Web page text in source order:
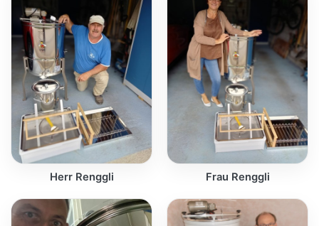
Herr Renggli Frau Renggli